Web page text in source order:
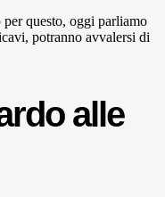
questo, oggi parliamo
potranno avvalersi di
alle